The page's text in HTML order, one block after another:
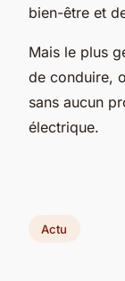
bien-être et
Mais le plus
de conduire,
sans aucun
électrique.
Actu